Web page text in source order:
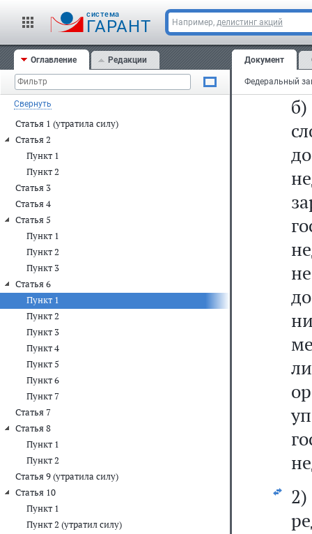
cистема
ГАРАНТ Например, делистинг акций
Оглавление Редакции
Свернуть
Статья 1 (утратила силу)
Статья 2
Пункт 1
Пункт 2
Статья 3
Статья 4
Статья 5
Пункт 1
Пункт 2
Пункт 3
Статья 6
Пункт 1
Пункт 2
Пункт 3
Пункт 4
Пункт 5
Пункт 6
Пункт 7
Статья 7
Статья 8
Пункт 1
Пункт 2
Статья 9 (утратила силу)
Статья 10
Пункт 1
Пункт 2 (утратил силу)
Документ